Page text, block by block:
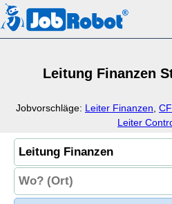
Leitung Finanzen
Jobvorschläge: Leiter Finanzen
Leiter